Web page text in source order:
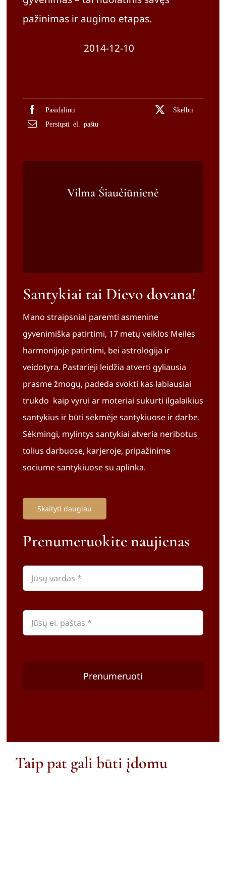
pažinimas ir augimo etapas.
2014-12-10
Pasidalinti
Skelbti
Persiųsti el. paštu
Vilma Šiaučiūnienė
Santykiai tai Dievo dovana!
Mano straipsniai paremti asmenine
gyvenimiška patirtimi, 17 metų veiklos Meilės
harmonijoje patirtimi, bei astrologija ir
veidotyra. Pastarieji leidžia atverti gyliausia
prasme žmogų, padeda svokti kas labiausiai
trukdo kaip vyrui ar moteriai sukurti ilgalaikius
santykius ir būti sėkmėje santykiuose ir darbe.
Sėkmingi, mylintys santykiai atveria neribotus
tolius darbuose, karjeroje, pripažinime
sociume santykiuose su aplinka.
Skaityti daugiau
Prenumeruokite naujienas
Prenumeruoti
Taip pat gali būti įdomu